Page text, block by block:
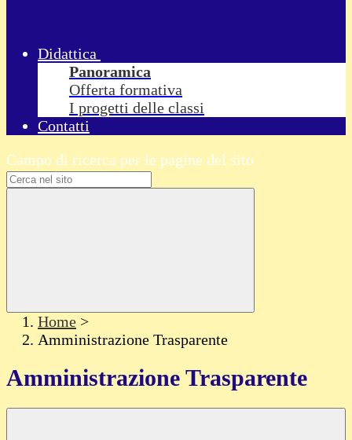
Didattica
Panoramica
Offerta formativa
I progetti delle classi
Contatti
Campo di ricerca per le pagine del sito
Home >
Amministrazione Trasparente
Amministrazione Trasparente